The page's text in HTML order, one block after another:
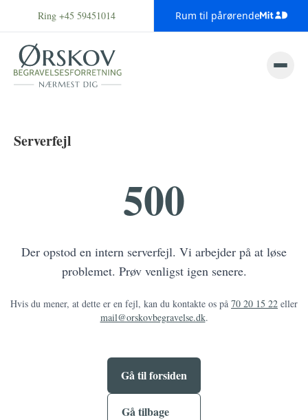
Ring +45 59451014 Rum til pårørende
Serverfejl
500
Der opstod en intern serverfejl. Vi arbejder på at løse
problemet. Prøv venligst igen senere.
Hvis du mener, at dette er en fejl, kan du kontakte os på 70 20 15 22 eller
mail@orskovbegravelse.dk.
Gå til forsiden
Gå tilbage